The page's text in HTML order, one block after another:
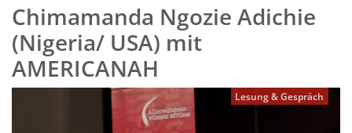
Chimamanda Ngozie Adichie
(Nigeria/ USA) mit
AMERICANAH
Lesung & Gespräch